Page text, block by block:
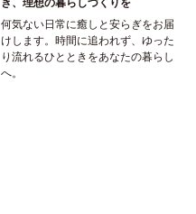
き、理想の暮らしづくりを
何気ない日常に癒しと安らぎをお届
けします。時間に追われず、ゆった
り流れるひとときをあなたの暮らし
へ。